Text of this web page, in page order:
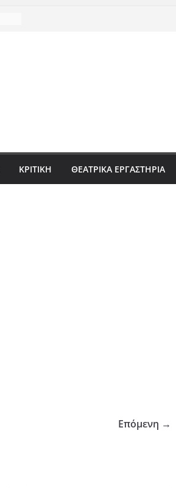
ΚΡΙΤΙΚΗ ΘΕΑΤΡΙΚΑ ΕΡΓΑΣΤΗΡΙΑ
Επόμενη →